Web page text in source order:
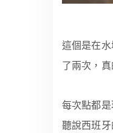
這個是在
了兩次，真
每次點都
聽說西班